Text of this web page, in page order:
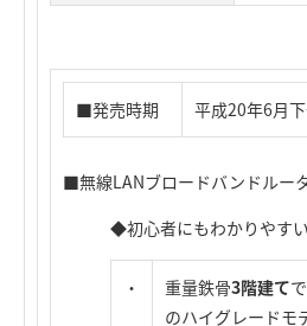
■発売時期 平成20年6月下
■無線LANブロードバンドルー
◆初心者にもわかりやす
・ 重量鉄骨3階建て
のハイグレードモ